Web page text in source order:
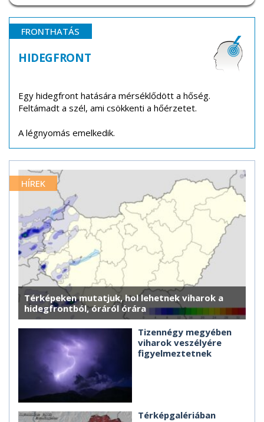
FRONTHATÁS
HIDEGFRONT
Egy hidegfront hatására mérséklődött a hőség.
Feltámadt a szél, ami csökkenti a hőérzetet.
A légnyomás emelkedik.
HÍREK
Térképeken mutatjuk, hol lehetnek viharok a
hidegfrontból, óráról órára
Tizennégy megyében
viharok veszélyére
figyelmeztetnek
Térképgalériában